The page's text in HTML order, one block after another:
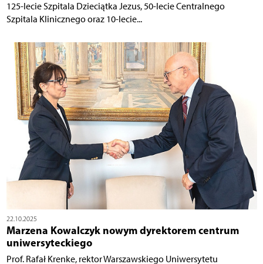
125-lecie Szpitala Dzieciątka Jezus, 50-lecie Centralnego
Szpitala Klinicznego oraz 10-lecie...
22.10.2025
Marzena Kowalczyk nowym dyrektorem centrum
uniwersyteckiego
Prof. Rafał Krenke, rektor Warszawskiego Uniwersytetu